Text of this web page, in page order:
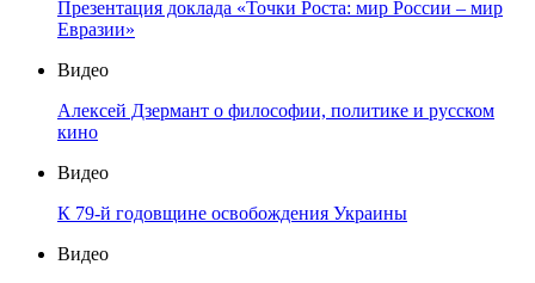
Презентация доклада «Точки Роста: мир России – мир
Евразии»
Видео
Алексей Дзермант о философии, политике и русском
кино
Видео
К 79-й годовщине освобождения Украины
Видео